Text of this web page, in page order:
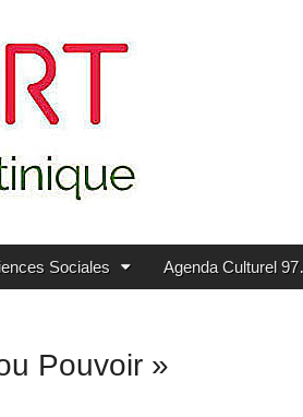
Sociales Agenda Culturel
Pouvoir »